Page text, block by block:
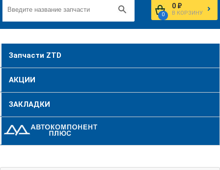
0
0 ₽
В КОРЗИНУ
Запчасти ZTD
АКЦИИ
ЗАКЛАДКИ